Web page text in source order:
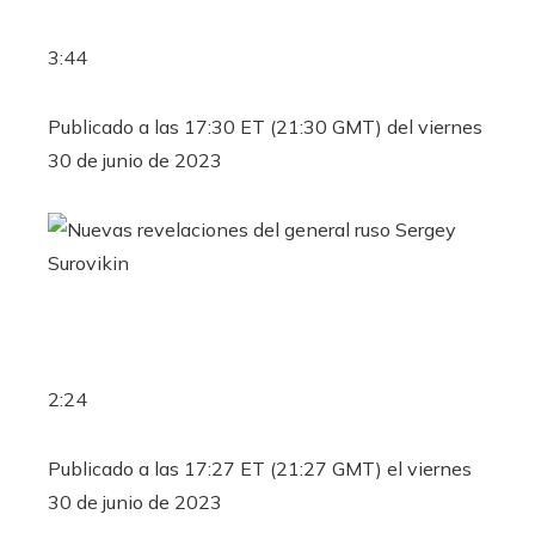
3:44
Publicado a las 17:30 ET (21:30 GMT) del viernes
30 de junio de 2023
2:24
Publicado a las 17:27 ET (21:27 GMT) el viernes
30 de junio de 2023